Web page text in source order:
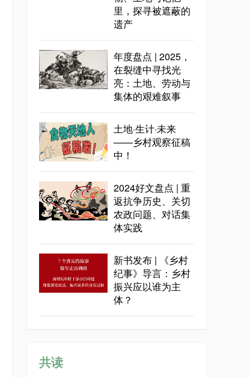
里，探寻被遮蔽的
遗产
年度盘点 | 2025，
在裂缝中寻找光
亮：土地、劳动与
集体的艰难叙事
土地·生计·未来
——乡村观察征稿
中！
2024好文盘点 | 重
返抗争历史、关切
农政问题、对话集
体实践
新书发布 | 《乡村
纪事》导言：乡村
振兴应以谁为主
体？
共读